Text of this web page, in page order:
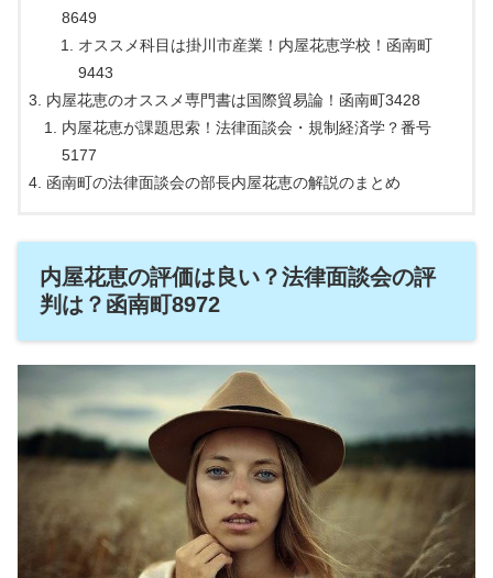
8649
オススメ科目は掛川市産業！内屋花恵学校！函南町
9443
内屋花恵のオススメ専門書は国際貿易論！函南町3428
内屋花恵が課題思索！法律面談会・規制経済学？番号
5177
函南町の法律面談会の部長内屋花恵の解説のまとめ
内屋花恵の評価は良い？法律面談会の評
判は？函南町8972